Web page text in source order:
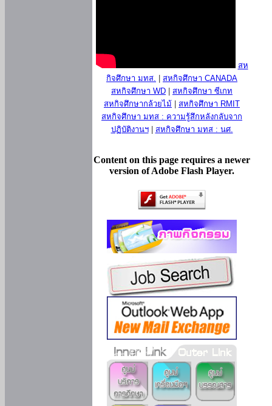
สห
กิจศึกษา มทส.
สหกิจศึกษา CANADA
สหกิจศึกษา WD
สหกิจศึกษา ซีเกท
สหกิจศึกษากล้วยไม้
สหกิจศึกษา RMIT
สหกิจศึกษา มทส : ความรู้สึกหลังกลับจาก
ปฏิบัติงานฯ| สหกิจศึกษา มทส : นศ.
Content on this page requires a newer
version of Adobe Flash Player.